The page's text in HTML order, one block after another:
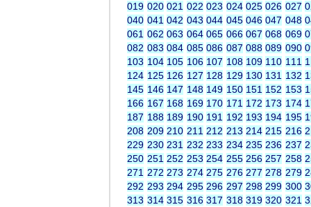
019 020 021 022 023 024 025 026 027
040 041 042 043 044 045 046 047 048
061 062 063 064 065 066 067 068 069
082 083 084 085 086 087 088 089 090
103 104 105 106 107 108 109 110 111
124 125 126 127 128 129 130 131 132
145 146 147 148 149 150 151 152 153
166 167 168 169 170 171 172 173 174
187 188 189 190 191 192 193 194 195
208 209 210 211 212 213 214 215 216
229 230 231 232 233 234 235 236 237
250 251 252 253 254 255 256 257 258
271 272 273 274 275 276 277 278 279
292 293 294 295 296 297 298 299 300
313 314 315 316 317 318 319 320 321